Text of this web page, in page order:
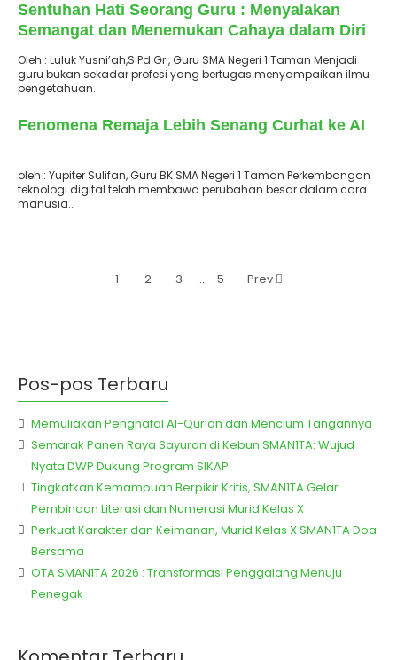
Sentuhan Hati Seorang Guru : Menyalakan
Semangat dan Menemukan Cahaya dalam Diri
Oleh : Luluk Yusni’ah,S.Pd Gr., Guru SMA Negeri 1 Taman Menjadi
guru bukan sekadar profesi yang bertugas menyampaikan ilmu
pengetahuan..
Fenomena Remaja Lebih Senang Curhat ke AI
oleh : Yupiter Sulifan, Guru BK SMA Negeri 1 Taman Perkembangan
teknologi digital telah membawa perubahan besar dalam cara
manusia..
1 2 3 … 5 Prev
Pos-pos Terbaru
Memuliakan Penghafal Al-Qur’an dan Mencium Tangannya
Semarak Panen Raya Sayuran di Kebun SMAN1TA: Wujud
Nyata DWP Dukung Program SIKAP
Tingkatkan Kemampuan Berpikir Kritis, SMAN1TA Gelar
Pembinaan Literasi dan Numerasi Murid Kelas X
Perkuat Karakter dan Keimanan, Murid Kelas X SMAN1TA Doa
Bersama
OTA SMAN1TA 2026 : Transformasi Penggalang Menuju
Penegak